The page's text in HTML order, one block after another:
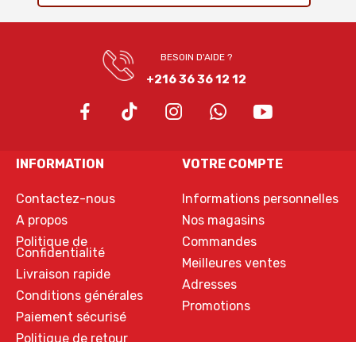
BESOIN D'AIDE ?
+216 36 36 12 12
INFORMATION
Contactez-nous
A propos
Politique de
Confidentialité
Livraison rapide
Conditions générales
Paiement sécurisé
Politique de retour
VOTRE COMPTE
Informations personnelles
Nos magasins
Commandes
Meilleures ventes
Adresses
Promotions